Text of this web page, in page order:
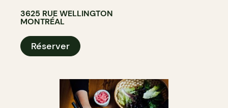
3625 RUE WELLINGTON
MONTRÉAL
Réserver